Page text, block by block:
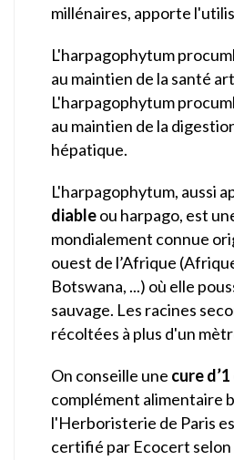
millénaires, apporte
L'harpagophytum
au maintien de la santé
L'harpagophytum
au maintien de la
hépatique.
L'harpagophytum, aussi
diableou harpago, est
mondialement connue
ouest de l’Afrique
Botswana, ...) où elle
sauvage. Les racines
récoltées à plus d'un
On conseille une cure
complément alimentaire
l'Herboristerie de Paris
certifié par Ecocert